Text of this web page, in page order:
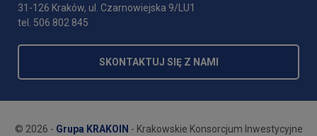
31-126 Kraków, ul. Czarnowiejska 9/LU1
tel. 506 802 845
SKONTAKTUJ SIĘ Z NAMI
© 2026 - Grupa KRAKOIN - Krakowskie Konsorcjum Inwestycyjne